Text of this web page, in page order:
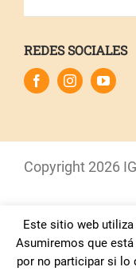
REDES SOCIALES
Copyright 2026
Aviso Legal –
Este sitio web
Asumiremos que
por no participar si lo